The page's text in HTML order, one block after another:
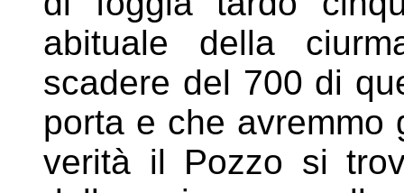
abituale della
scadere del 700 di
porta e che
verità il Pozzo si